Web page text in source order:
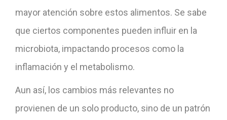
mayor atención sobre estos alimentos. Se sabe
que ciertos componentes pueden influir en la
microbiota, impactando procesos como la
inflamación y el metabolismo.
Aun así, los cambios más relevantes no
provienen de un solo producto, sino de un patrón